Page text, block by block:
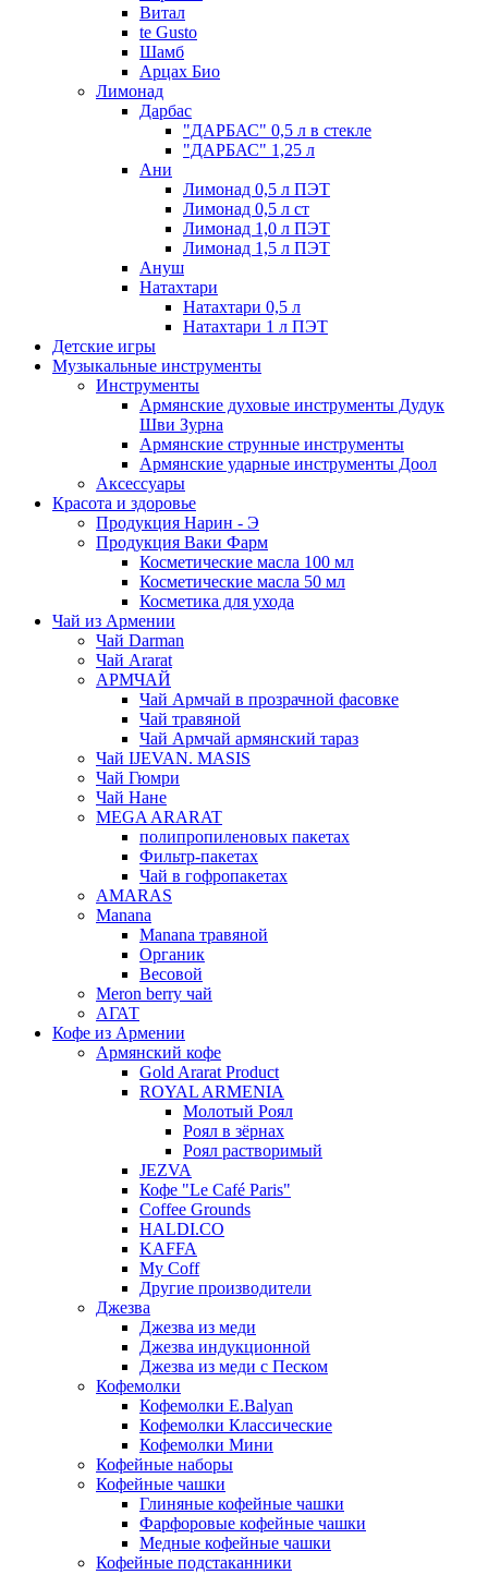
Витал
te Gusto
Шамб
Арцах Био
Лимонад
Дарбас
"ДАРБАС" 0,5 л в стекле
"ДАРБАС" 1,25 л
Ани
Лимонад 0,5 л ПЭТ
Лимонад 0,5 л ст
Лимонад 1,0 л ПЭТ
Лимонад 1,5 л ПЭТ
Ануш
Натахтари
Натахтари 0,5 л
Натахтари 1 л ПЭТ
Детские игры
Музыкальные инструменты
Инструменты
Армянские духовые инструменты Дудук
Шви Зурна
Армянские струнные инструменты
Армянские ударные инструменты Доол
Аксессуары
Красота и здоровье
Продукция Нарин - Э
Продукция Ваки Фарм
Косметические масла 100 мл
Косметические масла 50 мл
Косметика для ухода
Чай из Армении
Чай Darman
Чай Ararat
АРМЧАЙ
Чай Армчай в прозрачной фасовке
Чай травяной
Чай Армчай армянский тараз
Чай IJEVAN. MASIS
Чай Гюмри
Чай Нане
MEGA ARARAT
полипропиленовых пакетах
Фильтр-пакетах
Чай в гофропакетах
AMARAS
Manana
Manana травяной
Органик
Весовой
Meron berry чай
АГАТ
Кофе из Армении
Армянский кофе
Gold Ararat Product
ROYAL ARMENIA
Молотый Роял
Роял в зёрнах
Роял растворимый
JEZVA
Кофе "Le Café Paris"
Coffee Grounds
HALDI.CO
KAFFA
My Coff
Другие производители
Джезва
Джезва из меди
Джезва индукционной
Джезва из меди с Песком
Кофемолки
Кофемолки E.Balyan
Кофемолки Классические
Кофемолки Мини
Кофейные наборы
Кофейные чашки
Глиняные кофейные чашки
Фарфоровые кофейные чашки
Медные кофейные чашки
Кофейные подстаканники